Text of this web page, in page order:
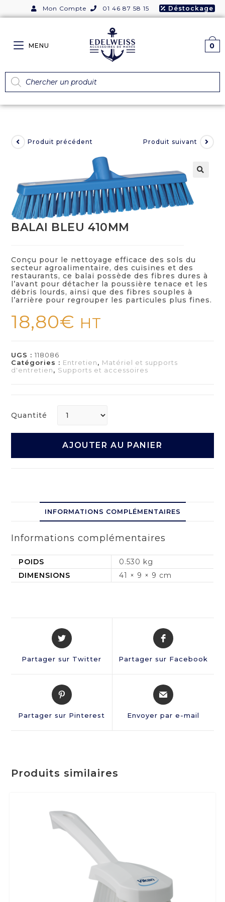
Mon Compte 01 46 87 58 15 Déstockage
MENU 0
Produit précédent Produit suivant
BALAI BLEU 410MM
Conçu pour le nettoyage efficace des sols du
secteur agroalimentaire, des cuisines et des
restaurants, ce balai possède des fibres dures à
l’avant pour détacher la poussière tenace et les
débris lourds, ainsi que des fibres souples à
l’arrière pour regrouper les particules plus fines.
18,80€ HT
UGS :118086
Catégories : Entretien, Matériel et supports
d'entretien, Supports et accessoires
Quantité
AJOUTER AU PANIER
INFORMATIONS COMPLÉMENTAIRES
Informations complémentaires
POIDS
0.530 kg
DIMENSIONS
41 × 9 × 9 cm
Partager sur Twitter Partager sur Facebook
Partager sur Pinterest Envoyer par e-mail
Produits similaires